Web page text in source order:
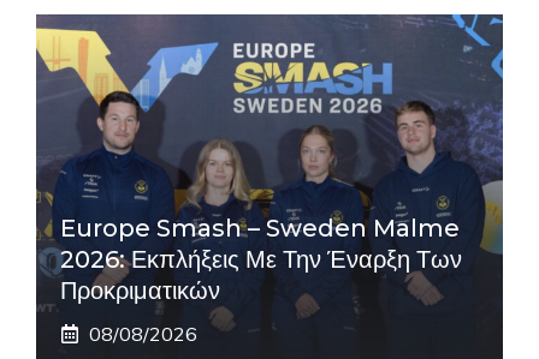
Europe Smash – Sweden Malme
2026: Εκπλήξεις Με Την Έναρξη Των
Προκριματικών
08/08/2026